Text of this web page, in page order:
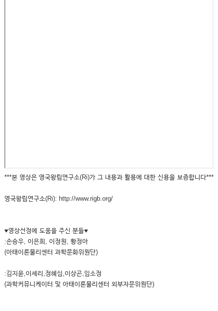
***본 영상은 영국왕립연구소(Ri)가 그 내용과 활용에 대한 신용을 보증합니다***
영국왕립연구소(Ri): http://www.rigb.org/
♥영상선정에 도움을 주신 분들♥
:손승우, 이은희, 이정원, 황정아
(아태이론물리센터 과학문화위원단)
:김지윤,이세리,정혜심,이상곤,임소정
(과학커뮤니케이터 및 아태이론물리센터 외부자문위원단)